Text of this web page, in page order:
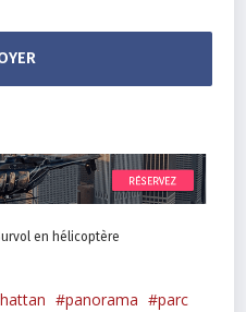
en hélicoptère
panorama
parc